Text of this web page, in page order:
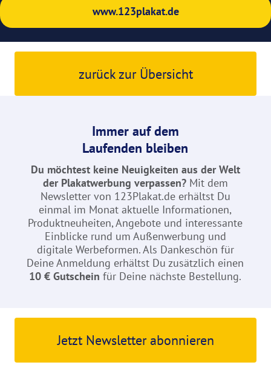
www.123plakat.de
zurück zur Übersicht
Immer auf dem
Laufenden bleiben
Du möchtest keine Neuigkeiten aus der Welt
der Plakatwerbung verpassen?Mit dem
Newsletter von 123Plakat.de erhältst Du
einmal im Monat aktuelle Informationen,
Produktneuheiten, Angebote und interessante
Einblicke rund um Außenwerbung und
digitale Werbeformen. Als Dankeschön für
Deine Anmeldung erhältst Du zusätzlich einen
10 € Gutschein für Deine nächste Bestellung.
Jetzt Newsletter abonnieren